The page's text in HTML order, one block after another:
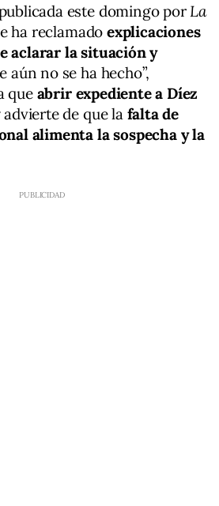
este domingo por La
ha reclamado explicaciones
aclarar la situación y
aún no se ha hecho”,
que abrir expediente a Díez
advierte de que la falta de
alimenta la sospecha y la